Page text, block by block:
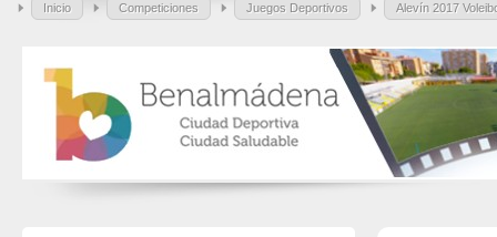
Inicio Competiciones Juegos Deportivos Alevín 2017